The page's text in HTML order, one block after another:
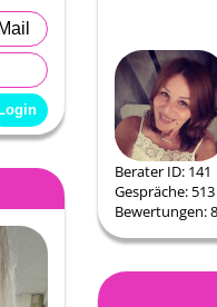
Berater ID: 141
Gespräche: 513
Bewertungen: